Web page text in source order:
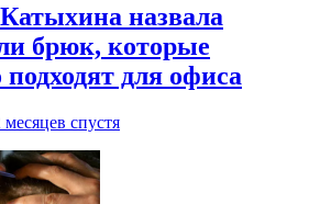
назвала
брюк, которые
подходят для офиса
месяцев спустя